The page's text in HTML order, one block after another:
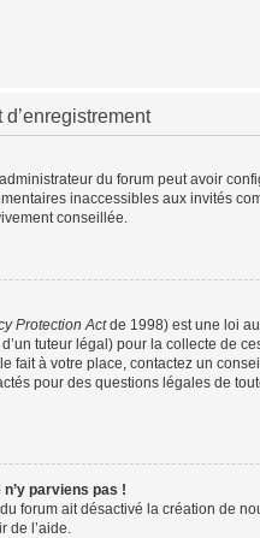
du forum peut avoir
inaccessibles aux invités
conseillée.
Protection Actde 1998) est une loi
tuteur légal) pour la collecte de
fait à votre place, contactez un
pour des questions légales de
parviens pas !
du forum ait désactivé la création de
de l’aide.